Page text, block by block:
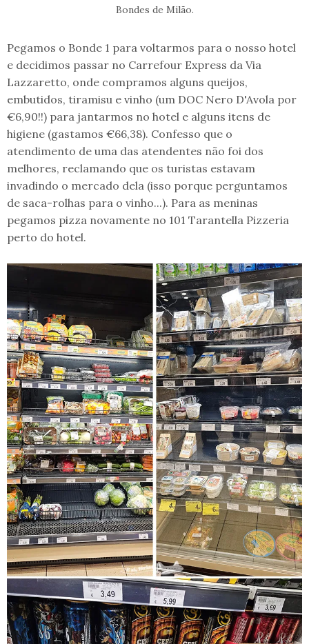
Bondes de Milão.
Pegamos o Bonde 1 para voltarmos para o nosso hotel
e decidimos passar no Carrefour Express da Via
Lazzaretto, onde compramos alguns queijos,
embutidos, tiramisu e vinho (um DOC Nero D'Avola por
€6,90!!) para jantarmos no hotel e alguns itens de
higiene (gastamos €66,38). Confesso que o
atendimento de uma das atendentes não foi dos
melhores, reclamando que os turistas estavam
invadindo o mercado dela (isso porque perguntamos
de saca-rolhas para o vinho...). Para as meninas
pegamos pizza novamente no 101 Tarantella Pizzeria
perto do hotel.